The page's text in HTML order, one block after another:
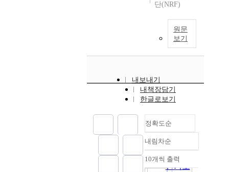
단(NRF)
원문
보기
내보내기
내책장담기
한글로보기
정확도순
정확도
순
인기도
내림차순
내림차순
10개씩 출력